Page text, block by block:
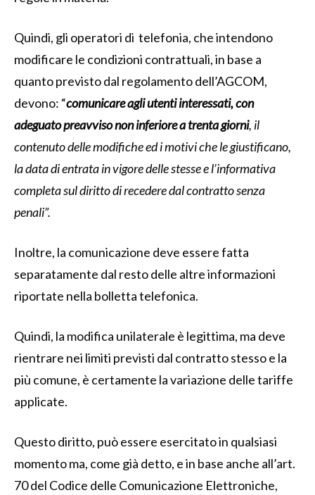
Quindi, gli operatori di telefonia, che intendono
modificare le condizioni contrattuali, in base a
quanto previsto dal regolamento dell’AGCOM,
devono: “comunicare agli utenti interessati, con
adeguato preavviso non inferiore a trenta giorni, il
contenuto delle modifiche ed i motivi che le giustificano,
la data di entrata in vigore delle stesse e l’informativa
completa sul diritto di recedere dal contratto senza
penali”.
Inoltre, la comunicazione deve essere fatta
separatamente dal resto delle altre informazioni
riportate nella bolletta telefonica.
Quindi, la modifica unilaterale è legittima, ma deve
rientrare nei limiti previsti dal contratto stesso e la
più comune, è certamente la variazione delle tariffe
applicate.
Questo diritto, può essere esercitato in qualsiasi
momento ma, come già detto, e in base anche all’art.
70 del Codice delle Comunicazione Elettroniche,